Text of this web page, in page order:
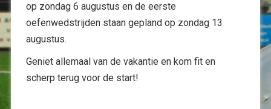
op zondag 6 augustus en de eerste
oefenwedstrijden staan gepland op zondag 13
augustus.
Geniet allemaal van de vakantie en kom fit en
scherp terug voor de start!